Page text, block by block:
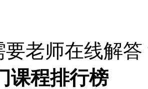
要老师在线解答
课程排行榜